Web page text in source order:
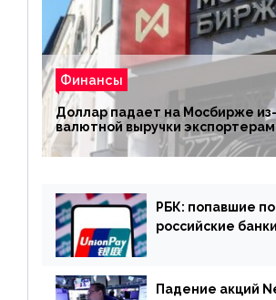
Финансы
Доллар падает на Мосбирже
валютной выручки
РБК: попавшие
российские
Падение акций